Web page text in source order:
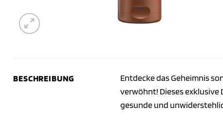
BESCHREIBUNG Entdecke das Geheimnis
verwöhnt! Dieses exklusive
gesunde und